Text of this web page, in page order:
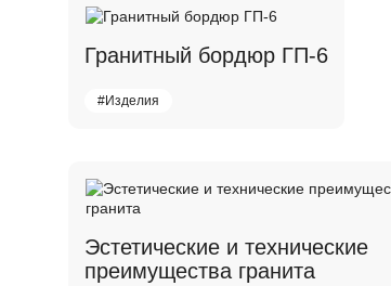
Гранитный бордюр ГП-6
#Изделия
Эстетические и технические
преимущества гранита